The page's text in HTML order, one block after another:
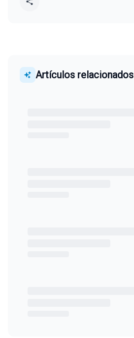
Artículos relacionados